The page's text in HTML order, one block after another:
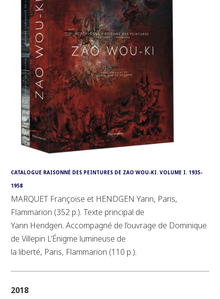
CATALOGUE RAISONNÉ DES PEINTURES DE ZAO WOU-KI. VOLUME I. 1935-
1958
MARQUET Françoise et HENDGEN Yann, Paris,
Flammarion (352 p.). Texte principal de
Yann Hendgen. Accompagné de l’ouvrage de Dominique
de Villepin L’Énigme lumineuse de
la liberté, Paris, Flammarion (110 p.).
2018